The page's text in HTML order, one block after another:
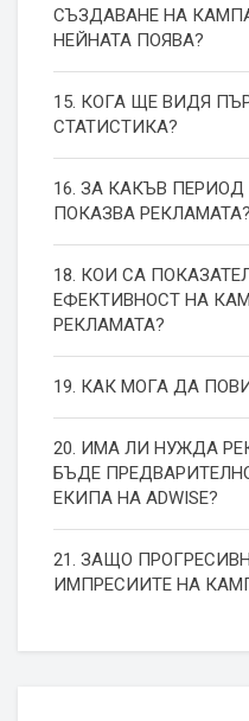
СЪЗДАВАНЕ НА
НЕЙНАТА ПОЯВА?
15. КОГА ЩЕ ВИДЯ
СТАТИСТИКА?
16. ЗА КАКЪВ ПЕРИОД
ПОКАЗВА РЕКЛАМАТА?
18. КОИ СА
ЕФЕКТИВНОСТ НА
РЕКЛАМАТА?
19. КАК МОГА ДА
20. ИМА ЛИ НУЖДА
БЪДЕ
ЕКИПА НА ADWISE?
21. ЗАЩО
ИМПРЕСИИТЕ НА